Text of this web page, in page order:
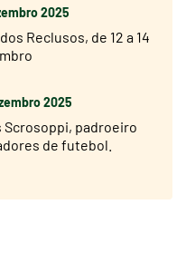
2025
Reclusos, de 12 a 14
2025
Scrosoppi, padroeiro
de futebol.